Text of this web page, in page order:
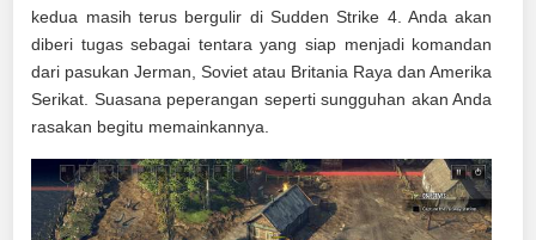
kedua masih terus bergulir di Sudden Strike 4. Anda akan
diberi tugas sebagai tentara yang siap menjadi komandan
dari pasukan Jerman, Soviet atau Britania Raya dan Amerika
Serikat. Suasana peperangan seperti sungguhan akan Anda
rasakan begitu memainkannya.